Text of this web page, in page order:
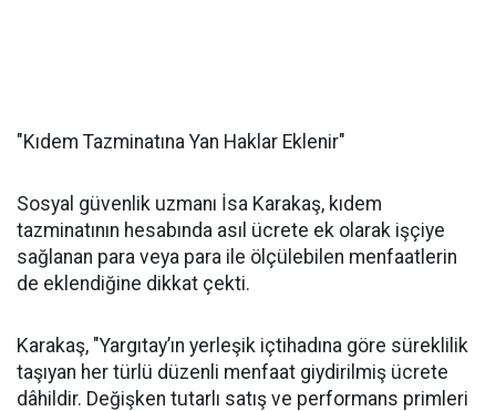
"Kıdem Tazminatına Yan Haklar Eklenir"
Sosyal güvenlik uzmanı İsa Karakaş, kıdem
tazminatının hesabında asıl ücrete ek olarak işçiye
sağlanan para veya para ile ölçülebilen menfaatlerin
de eklendiğine dikkat çekti.
Karakaş, "Yargıtay’ın yerleşik içtihadına göre süreklilik
taşıyan her türlü düzenli menfaat giydirilmiş ücrete
dâhildir. Değişken tutarlı satış ve performans primleri